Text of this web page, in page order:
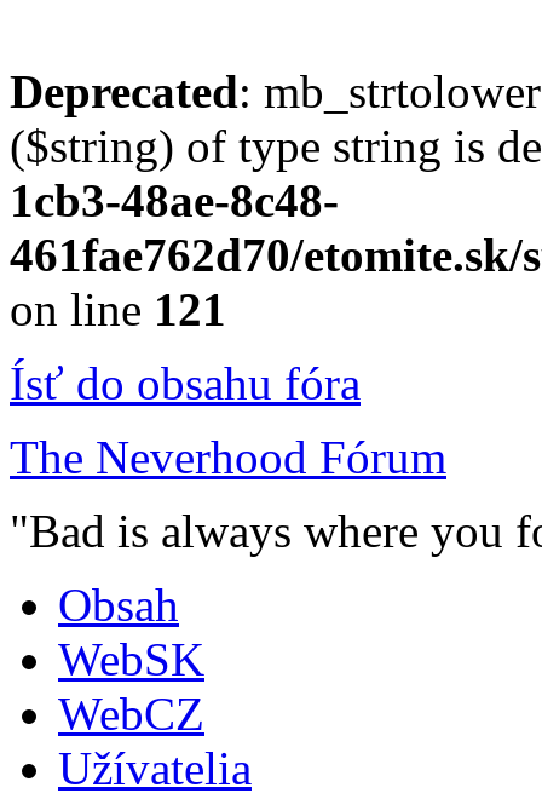
Deprecated:
($string) of type string is
1cb3-48ae-8c48-
461fae762d70/
on line 121
Ísť do obsahu fóra
The Neverhood Fórum
"Bad is always where you
Obsah
WebSK
WebCZ
Užívatelia